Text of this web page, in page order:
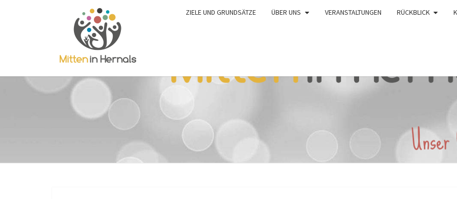
ZIELE UND GRUNDSÄTZE ÜBER UNS VERANSTALTUNGEN RÜCKBLICK